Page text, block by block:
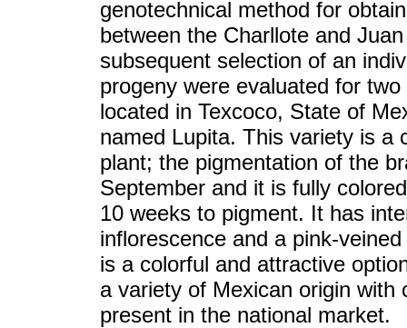
genotechnical method for
between the Charllote and
subsequent selection of an
progeny were evaluated for
located in Texcoco, State of
named Lupita. This variety is a
plant; the pigmentation of the
September and it is fully
10 weeks to pigment. It has
inflorescence and a pink-
is a colorful and attractive
a variety of Mexican origin
present in the national market.